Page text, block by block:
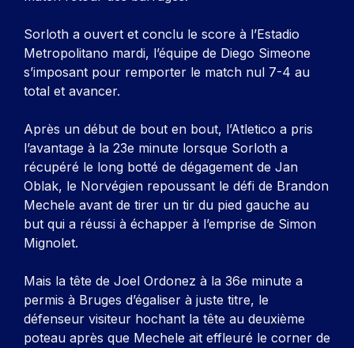
Sorloth a ouvert et conclu le score à l’Estadio
Metropolitano mardi, l’équipe de Diego Simeone
s’imposant pour remporter le match nul 7-4 au
total et avancer.
Après un début de bout en bout, l’Atletico a pris
l’avantage à la 23e minute lorsque Sorloth a
récupéré le long botté de dégagement de Jan
Oblak, le Norvégien repoussant le défi de Brandon
Mechele avant de tirer un tir du pied gauche au
but qui a réussi à échapper à l’emprise de Simon
Mignolet.
Mais la tête de Joel Ordonez à la 36e minute a
permis à Bruges d’égaliser à juste titre, le
défenseur visiteur hochant la tête au deuxième
poteau après que Mechele ait effleuré le corner de